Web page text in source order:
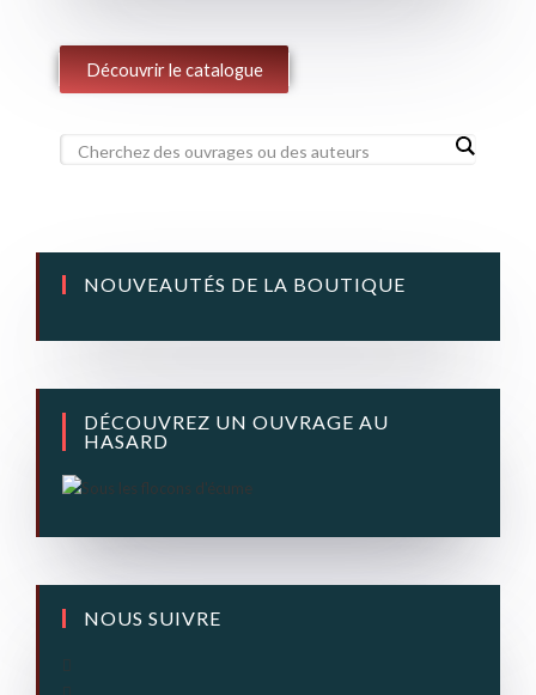
Découvrir le catalogue
NOUVEAUTÉS DE LA BOUTIQUE
DÉCOUVREZ UN OUVRAGE AU
HASARD
NOUS SUIVRE